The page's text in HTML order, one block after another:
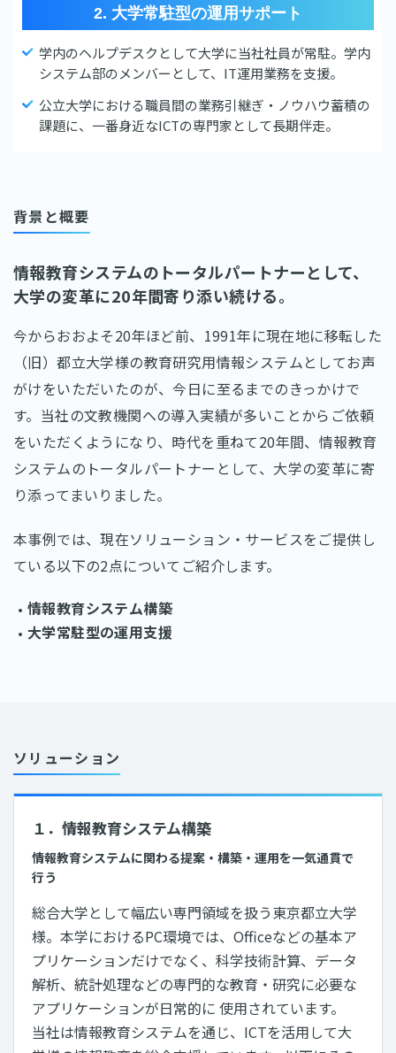
2. 大学常駐型の運用サポート
学内のヘルプデスクとして大学に当社社員が常駐。学内
システム部のメンバーとして、IT運用業務を支援。
公立大学における職員間の業務引継ぎ・ノウハウ蓄積の
課題に、一番身近なICTの専門家として長期伴走。
背景と概要
情報教育システムのトータルパートナーとして、
大学の変革に20年間寄り添い続ける。
今からおおよそ20年ほど前、1991年に現在地に移転した
（旧）都立大学様の教育研究用情報システムとしてお声
がけをいただいたのが、今日に至るまでのきっかけで
す。当社の文教機関への導入実績が多いことからご依頼
をいただくようになり、時代を重ねて20年間、情報教育
システムのトータルパートナーとして、大学の変革に寄
り添ってまいりました。
本事例では、現在ソリューション・サービスをご提供し
ている以下の2点についてご紹介します。
情報教育システム構築
大学常駐型の運用支援
ソリューション
１．情報教育システム構築
情報教育システムに関わる提案・構築・運用を一気通貫で
行う
総合大学として幅広い専門領域を扱う東京都立大学
様。本学におけるPC環境では、Officeなどの基本ア
プリケーションだけでなく、科学技術計算、データ
解析、統計処理などの専門的な教育・研究に必要な
アプリケーションが日常的に 使用されています。
当社は情報教育システムを通じ、ICTを活用して大